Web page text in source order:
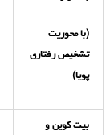
(با محوریت
تشخیص رفتاری
پویا)
بیت کوین و